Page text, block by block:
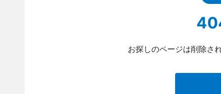
お探しのページは削除さ